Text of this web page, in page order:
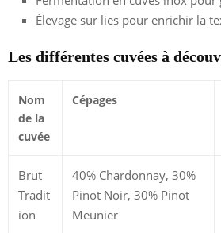
Élevage sur lies pour enrichir la
Les différentes cuvées à
Nom
de la
cuvée
Cépages
Brut
Tradit
ion
40% Chardonnay, 30%
Pinot Noir, 30% Pinot
Meunier